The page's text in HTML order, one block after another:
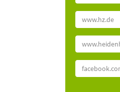
www.hz.de